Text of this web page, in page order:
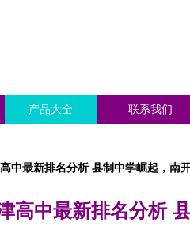
产品大全 联系我们
中最新排名分析 县制中学崛起，南
高中最新排名分析